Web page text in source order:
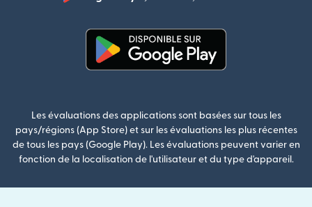
Les évaluations des applications sont basées sur tous les
pays/régions (App Store) et sur les évaluations les plus récentes
de tous les pays (Google Play). Les évaluations peuvent varier en
fonction de la localisation de l'utilisateur et du type d'appareil.